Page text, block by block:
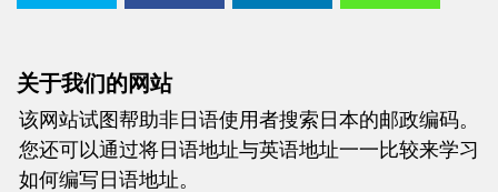
关于我们的网站
该网站试图帮助非日语使用者搜索日本的邮政编码。
您还可以通过将日语地址与英语地址一一比较来学习
如何编写日语地址。